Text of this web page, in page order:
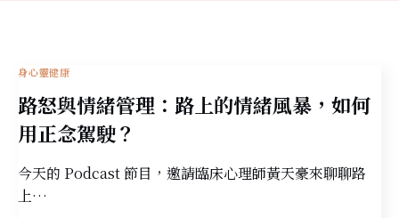
身心靈健康
路怒與情緒管理：路上的情緒風暴，如何
用正念駕駛？
今天的 Podcast 節目，邀請臨床心理師黃天豪來聊聊路
上…